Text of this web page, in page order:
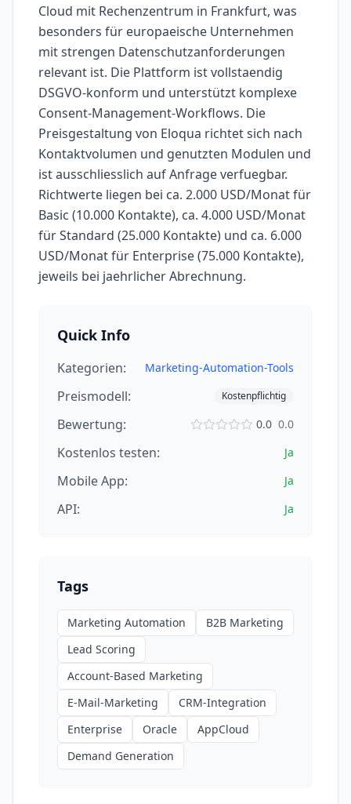
Cloud mit Rechenzentrum in Frankfurt, was
besonders für europaeische Unternehmen
mit strengen Datenschutzanforderungen
relevant ist. Die Plattform ist vollstaendig
DSGVO-konform und unterstützt komplexe
Consent-Management-Workflows. Die
Preisgestaltung von Eloqua richtet sich nach
Kontaktvolumen und genutzten Modulen und
ist ausschliesslich auf Anfrage verfuegbar.
Richtwerte liegen bei ca. 2.000 USD/Monat für
Basic (10.000 Kontakte), ca. 4.000 USD/Monat
für Standard (25.000 Kontakte) und ca. 6.000
USD/Monat für Enterprise (75.000 Kontakte),
jeweils bei jaehrlicher Abrechnung.
Quick Info
Kategorien: Marketing-Automation-Tools
Preismodell: Kostenpflichtig
Bewertung: 0.0 0.0
Kostenlos testen: Ja
Mobile App: Ja
API: Ja
Tags
Marketing Automation
B2B Marketing
Lead Scoring
Account-Based Marketing
E-Mail-Marketing
CRM-Integration
Enterprise
Oracle
AppCloud
Demand Generation